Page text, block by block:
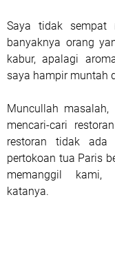
Saya tidak sempat
banyaknya orang
kabur, apalagi
saya hampir muntah
Muncullah
mencari-cari
restoran tidak
pertokoan tua Paris
memanggil kami,
katanya.